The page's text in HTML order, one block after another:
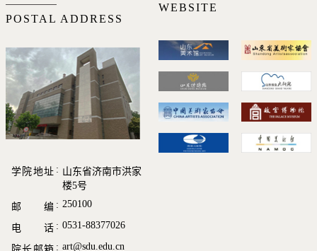
POSTAL ADDRESS
学院地址
山东省济南市洪家
楼5号
邮 编
250100
电 话 0531-88377026
art@sdu.edu.cn
WEBSITE